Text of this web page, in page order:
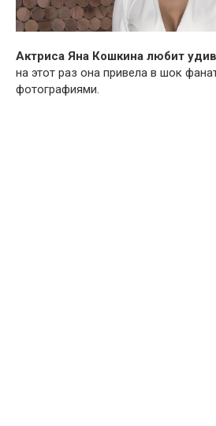
Актриса Яна Кошкина любит
на этот раз она привела в шок
фотографиями.